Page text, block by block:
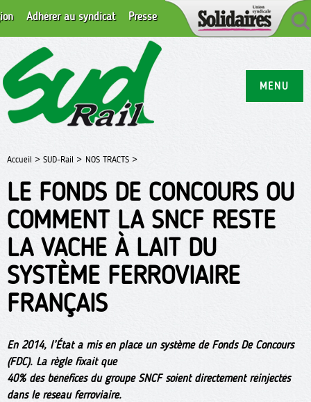
MENU
Adhérer au syndicat Presse
Accueil > SUD-Rail > NOS TRACTS >
LE FONDS DE CONCOURS OU
COMMENT LA SNCF RESTE
LA VACHE À LAIT DU
SYSTÈME FERROVIAIRE
FRANÇAIS
En 2014, l’État a mis en place un système de Fonds De Concours
(FDC). La règle fixait que
40% des bénéfices du groupe SNCF soient directement réinjectés
dans le réseau ferroviaire.